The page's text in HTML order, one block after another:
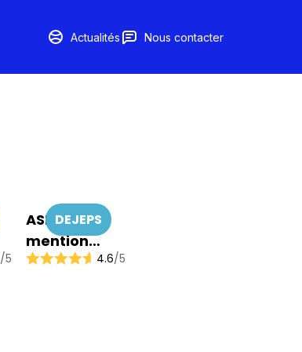
Actualités Nous contacter
/5
DEJEPS
ASEC
mention
Coordination
4.6/5